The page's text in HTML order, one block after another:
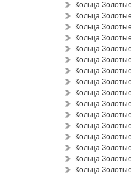
Кольца
Кольца
Кольца
Кольца
Кольца
Кольца
Кольца
Кольца
Кольца
Кольца
Кольца
Кольца
Кольца
Кольца
Кольца
Кольца